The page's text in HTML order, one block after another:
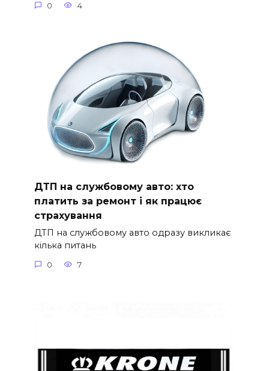
0 4
ДТП на службовому авто: хто
платить за ремонт і як працює
страхування
ДТП на службовому авто одразу викликає
кілька питань
0 7